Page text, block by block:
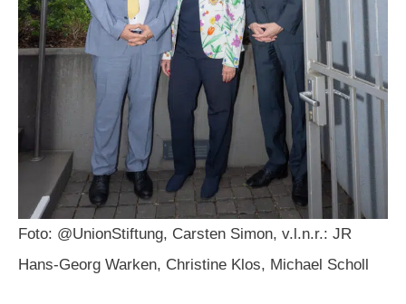
Foto: @UnionStiftung, Carsten Simon, v.l.n.r.: JR
Hans-Georg Warken, Christine Klos, Michael Scholl